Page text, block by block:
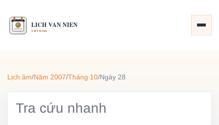
Lịch âm/Năm 2007/Tháng 10/Ngày 28
Tra cứu nhanh